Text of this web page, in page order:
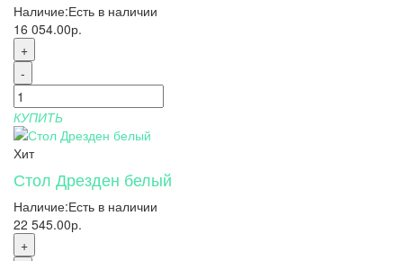
Наличие:Есть в наличии
16 054.00р.
+
-
КУПИТЬ
Хит
Стол Дрезден белый
Наличие:Есть в наличии
22 545.00р.
+